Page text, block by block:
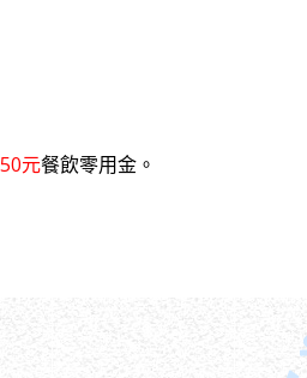
元餐飲零用金。